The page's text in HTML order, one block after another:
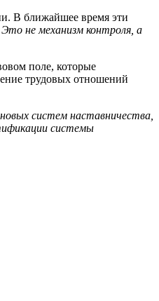
В ближайшее время эти
не механизм контроля, а
поле, которые
трудовых отношений
систем наставничества,
системы